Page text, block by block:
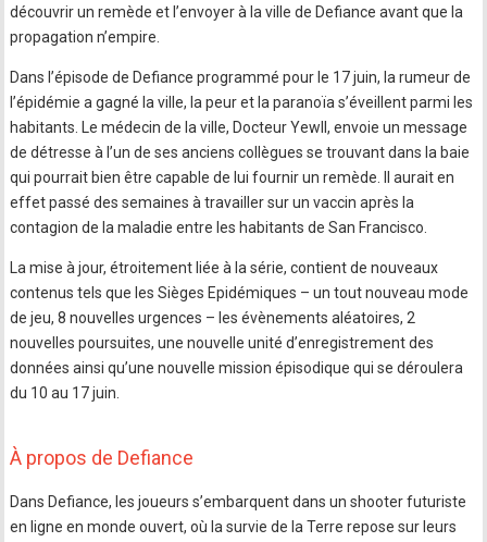
découvrir un remède et l’envoyer à la ville de Defiance avant que la
propagation n’empire.
Dans l’épisode de Defiance programmé pour le 17 juin, la rumeur de
l’épidémie a gagné la ville, la peur et la paranoïa s’éveillent parmi les
habitants. Le médecin de la ville, Docteur Yewll, envoie un message
de détresse à l’un de ses anciens collègues se trouvant dans la baie
qui pourrait bien être capable de lui fournir un remède. Il aurait en
effet passé des semaines à travailler sur un vaccin après la
contagion de la maladie entre les habitants de San Francisco.
La mise à jour, étroitement liée à la série, contient de nouveaux
contenus tels que les Sièges Epidémiques – un tout nouveau mode
de jeu, 8 nouvelles urgences – les évènements aléatoires, 2
nouvelles poursuites, une nouvelle unité d’enregistrement des
données ainsi qu’une nouvelle mission épisodique qui se déroulera
du 10 au 17 juin.
À propos de Defiance
Dans Defiance, les joueurs s’embarquent dans un shooter futuriste
en ligne en monde ouvert, où la survie de la Terre repose sur leurs